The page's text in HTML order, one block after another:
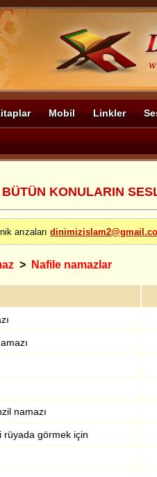
Mobil Linkler
BÜTÜN KONULARIN
arızaları
> Nafile namazlar
namazı
rüyada görmek için